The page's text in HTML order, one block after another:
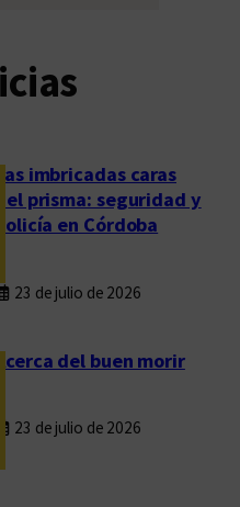
Las imbricadas caras
del prisma: seguridad y
policía en Córdoba
23 de julio de 2026
Acerca del buen morir
23 de julio de 2026